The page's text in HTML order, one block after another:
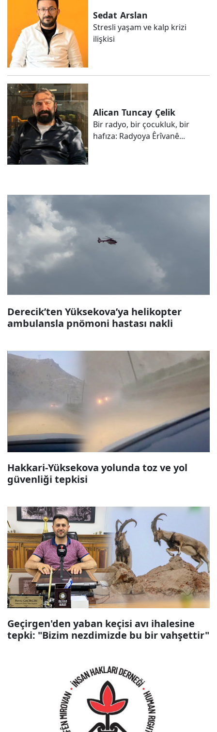
Sedat Arslan
Stresli yaşam ve kalp krizi
ilişkisi
Alican Tuncay Çelik
Bir radyo, bir çocukluk, bir
hafıza: Radyoya Êrîvanê...
Derecik’ten Yüksekova’ya helikopter
ambulansla pnömoni hastası nakli
Hakkari-Yüksekova yolunda toz ve yol
güvenliği tepkisi
Geçirgen'den yaban keçisi avı ihalesine
tepki: "Bizim nezdimizde bu bir vahşettir"